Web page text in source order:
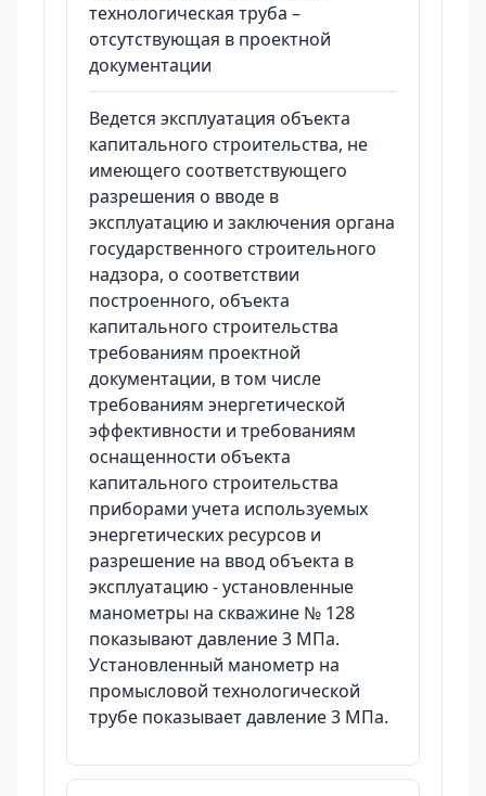
технологическая труба –
отсутствующая в проектной
документации
Ведется эксплуатация объекта
капитального строительства, не
имеющего соответствующего
разрешения о вводе в
эксплуатацию и заключения органа
государственного строительного
надзора, о соответствии
построенного, объекта
капитального строительства
требованиям проектной
документации, в том числе
требованиям энергетической
эффективности и требованиям
оснащенности объекта
капитального строительства
приборами учета используемых
энергетических ресурсов и
разрешение на ввод объекта в
эксплуатацию - установленные
манометры на скважине № 128
показывают давление 3 МПа.
Установленный манометр на
промысловой технологической
трубе показывает давление 3 МПа.